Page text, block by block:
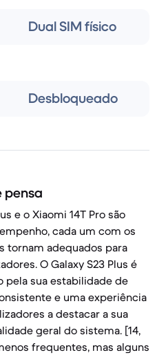
Dual SIM físico
Desbloqueado
pensa
e o Xiaomi 14T Pro são
cada um com os
tornam adequados para
O Galaxy S23 Plus é
sua estabilidade de
e uma experiência
a destacar a sua
geral do sistema. [14,
frequentes, mas alguns